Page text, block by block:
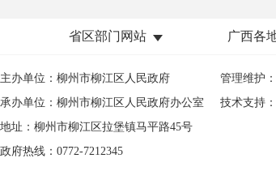
省区部门网站 广西各
主办单位：柳州市柳江区人民政府
承办单位：柳州市柳江区人民政府办公室
地址：柳州市柳江区拉堡镇马平路45号
政府热线：0772-7212345
管理维护
技术支持